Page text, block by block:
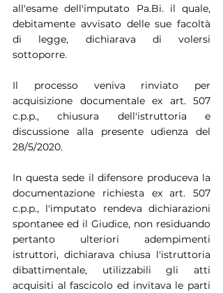
all'esame dell'imputato Pa.Bi. il quale,
debitamente avvisato delle sue facoltà
di legge, dichiarava di volersi
sottoporre.
Il processo veniva rinviato per
acquisizione documentale ex art. 507
c.p.p., chiusura dell'istruttoria e
discussione alla presente udienza del
28/5/2020.
In questa sede il difensore produceva la
documentazione richiesta ex art. 507
c.p.p., l'imputato rendeva dichiarazioni
spontanee ed il Giudice, non residuando
pertanto ulteriori adempimenti
istruttori, dichiarava chiusa l'istruttoria
dibattimentale, utilizzabili gli atti
acquisiti al fascicolo ed invitava le parti